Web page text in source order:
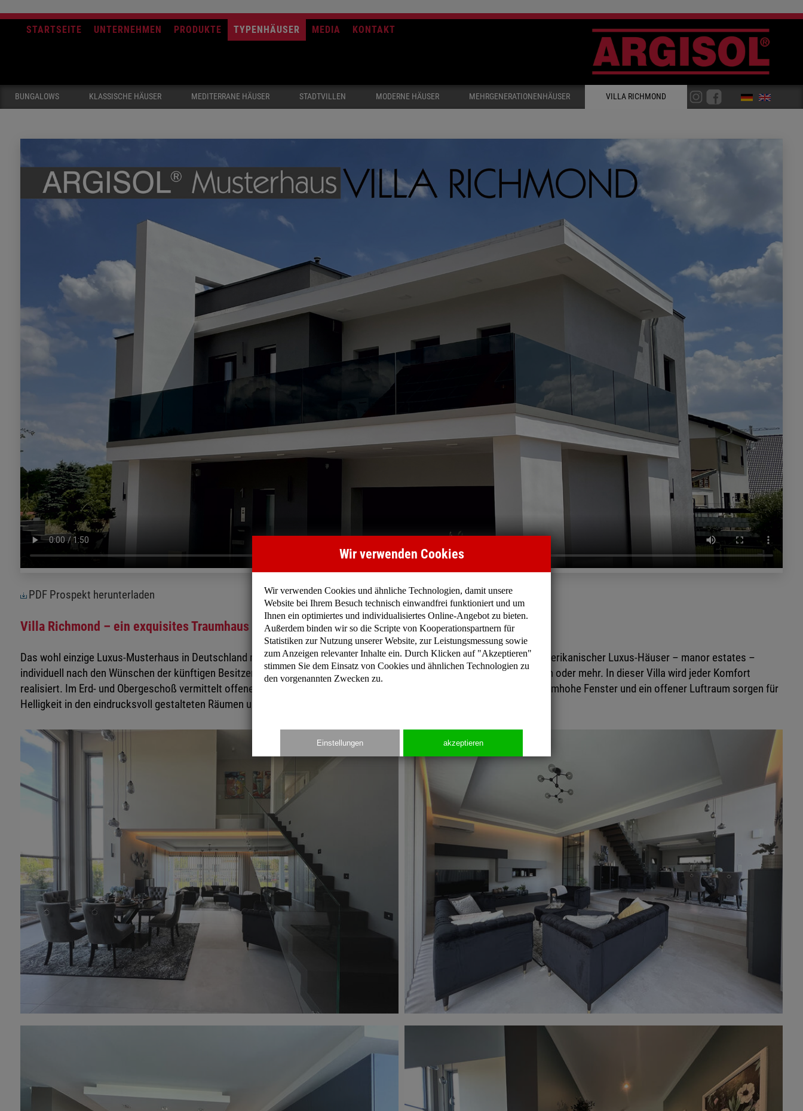
STARTSEITE UNTERNEHMEN PRODUKTE TYPENHÄUSER MEDIA KONTAKT
BUNGALOWS KLASSISCHE HÄUSER MEDITERRANE HÄUSER STADTVILLEN MODERNE HÄUSER MEHRGENERATIONENHÄUSER VILLA RICHMOND
PDF Prospekt herunterladen
Villa Richmond – ein exquisites Traumhaus für Kunden mit gehobenen Ansprüchen.
Das wohl einzige Luxus-Musterhaus in Deutschland mit höchstem Qualitätsstandard. Eine moderne Immobilie im Stil amerikanischer Luxus-Häuser – manor estates –
individuell nach den Wünschen der künftigen Besitzer geplant… auf 3 Etagen, ab einer Wohnfläche von 330 qm bis 600 qm oder mehr. In dieser Villa wird jeder Komfort
realisiert. Im Erd- und Obergeschoß vermittelt offenes Wohnen mit versetzten Ebenen eine großzügige Atmosphäre. Raumhohe Fenster und ein offener Luftraum sorgen für
Helligkeit in den eindrucksvoll gestalteten Räumen und verbinden die Wohngeschosse miteinander.
Wir verwenden Cookies
Wir verwenden Cookies und ähnliche Technologien, damit unsere
Website bei Ihrem Besuch technisch einwandfrei funktioniert und um
Ihnen ein optimiertes und individualisiertes Online-Angebot zu bieten.
Außerdem binden wir so die Scripte von Kooperationspartnern für
Statistiken zur Nutzung unserer Website, zur Leistungsmessung sowie
zum Anzeigen relevanter Inhalte ein. Durch Klicken auf "Akzeptieren"
stimmen Sie dem Einsatz von Cookies und ähnlichen Technologien zu
den vorgenannten Zwecken zu.
Einstellungen akzeptieren